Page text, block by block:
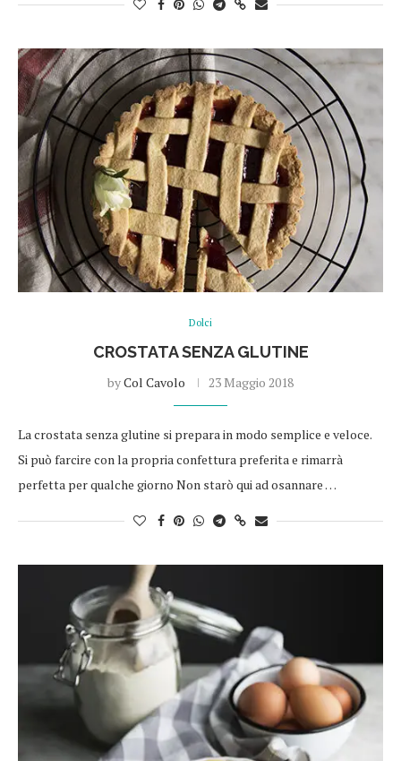
Dolci
CROSTATA SENZA GLUTINE
byCol Cavolo 23 Maggio 2018
La crostata senza glutine si prepara in modo semplice e veloce.
Si può farcire con la propria confettura preferita e rimarrà
perfetta per qualche giorno Non starò qui ad osannare …